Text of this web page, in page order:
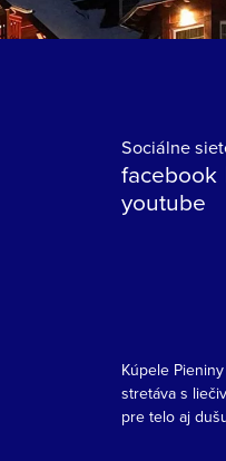
Sociálne
facebook
youtube
Kúpele
stretáva s
pre telo aj